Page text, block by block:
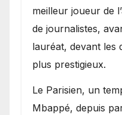
meilleur joueur de
de journalistes,
lauréat, devant les
plus prestigieux.
Le Parisien, un
Mbappé, depuis